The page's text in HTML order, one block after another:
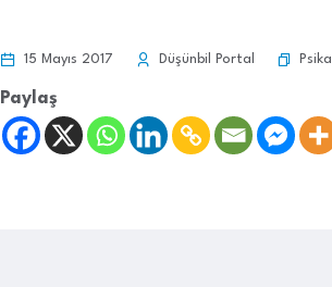
15 Mayıs 2017 Düşünbil Portal
Paylaş